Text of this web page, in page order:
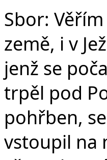
Sbor:
země, i v
jenž se
trpěl pod
pohřben,
vstoupil na